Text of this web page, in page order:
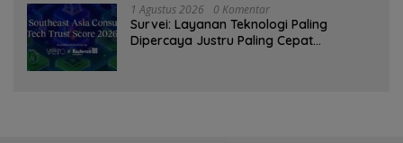
1 Agustus 2026 0 Komentar
Survei: Layanan Teknologi Paling
Dipercaya Justru Paling Cepat